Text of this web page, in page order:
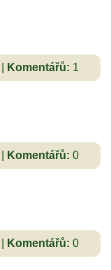
Komentářů: 1
Komentářů: 0
Komentářů: 0